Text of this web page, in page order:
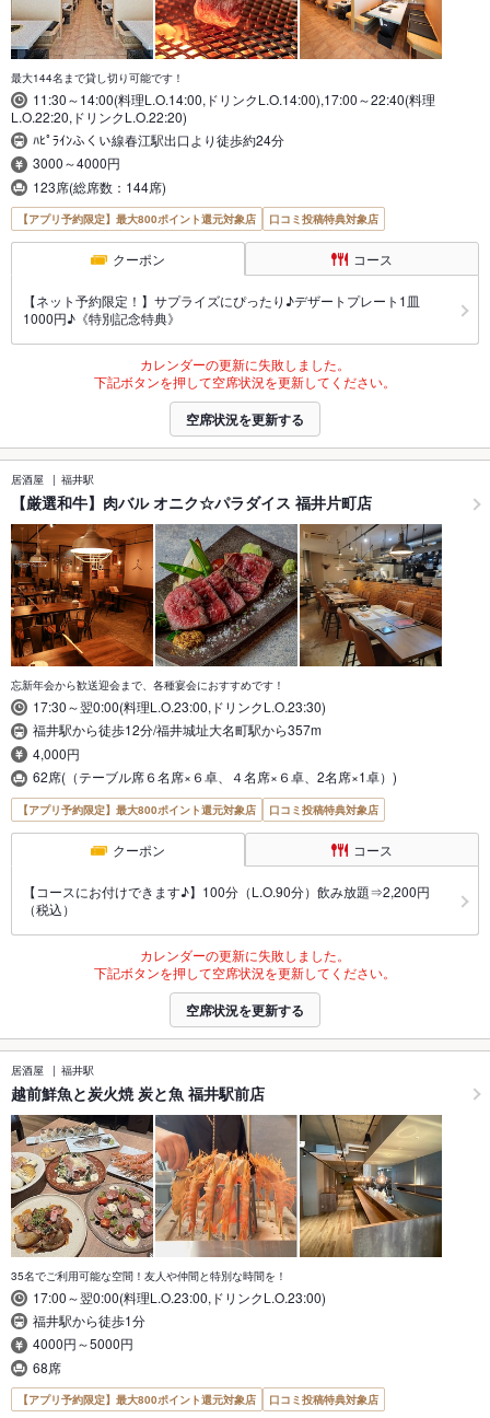
最大144名まで貸し切り可能です！
11:30～14:00(料理L.O.14:00,ドリンクL.O.14:00),17:00～22:40(料理
L.O.22:20,ドリンクL.O.22:20)
ﾊﾋﾟﾗｲﾝふくい線春江駅出口より徒歩約24分
3000～4000円
123席(総席数：144席)
【アプリ予約限定】最大800ポイント還元対象店 口コミ投稿特典対象店
クーポン コース
【ネット予約限定！】サプライズにぴったり♪デザートプレート1皿
1000円♪《特別記念特典》
カレンダーの更新に失敗しました。
下記ボタンを押して空席状況を更新してください。
空席状況を更新する
居酒屋 福井駅
【厳選和牛】肉バル オニク☆パラダイス 福井片町店
忘新年会から歓送迎会まで、各種宴会におすすめです！
17:30～翌0:00(料理L.O.23:00,ドリンクL.O.23:30)
福井駅から徒歩12分/福井城址大名町駅から357m
4,000円
62席(（テーブル席６名席×６卓、４名席×６卓、2名席×1卓）)
【アプリ予約限定】最大800ポイント還元対象店 口コミ投稿特典対象店
クーポン コース
【コースにお付けできます♪】100分（L.O.90分）飲み放題⇒2,200円
（税込）
カレンダーの更新に失敗しました。
下記ボタンを押して空席状況を更新してください。
空席状況を更新する
居酒屋 福井駅
越前鮮魚と炭火焼 炭と魚 福井駅前店
35名でご利用可能な空間！友人や仲間と特別な時間を！
17:00～翌0:00(料理L.O.23:00,ドリンクL.O.23:00)
福井駅から徒歩1分
4000円～5000円
68席
【アプリ予約限定】最大800ポイント還元対象店 口コミ投稿特典対象店